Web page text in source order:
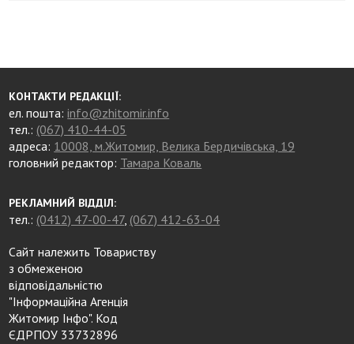
КОНТАКТИ РЕДАКЦІЇ:
ел. пошта:info@zhitomir.info
тел.: (067) 410-44-05
адреса: 10008, м.Житомир, Велика Бердичівська, 19
головний редактор: Тамара Коваль
РЕКЛАМНИЙ ВІДДІЛ:
тел.: (0412) 47-00-47, (067) 412-63-04
Сайт належить Товариству
з обмеженою
відповідальністю
"Інформаційна Агенція
Житомир Інфо". Код
ЄДРПОУ 33732896